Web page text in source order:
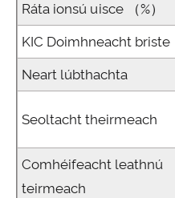
Ráta ionsú uisce （%）
KIC Doimhneacht briste
Neart lúbthachta
Seoltacht theirmeach
Comhéifeacht leathnú
teirmeach